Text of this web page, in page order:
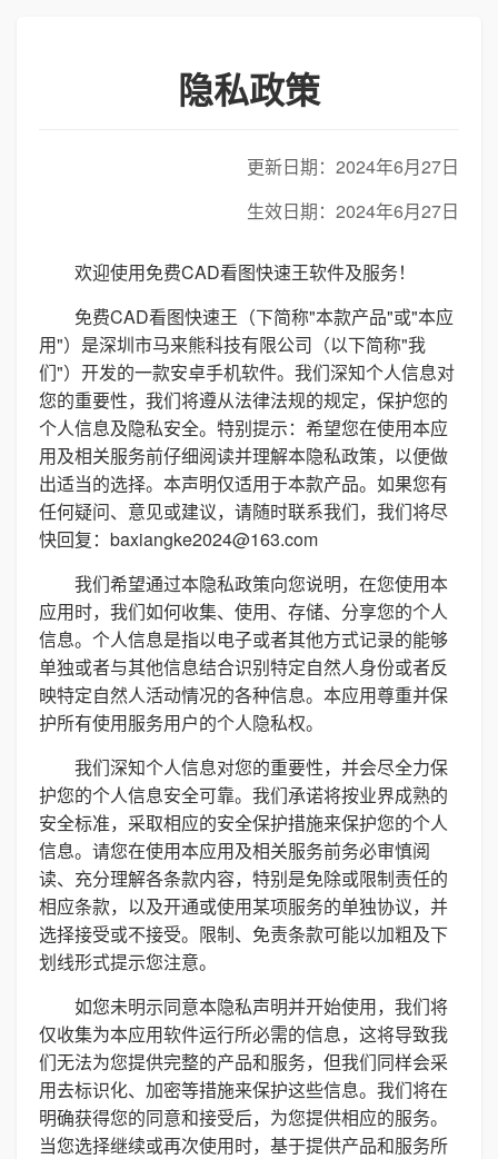
隐私政策
更新日期：2024年6月27日
生效日期：2024年6月27日
欢迎使用免费CAD看图快速王软件及服务！
免费CAD看图快速王（下简称"本款产品"或"本应
用"）是深圳市马来熊科技有限公司（以下简称"我
们"）开发的一款安卓手机软件。我们深知个人信息对
您的重要性，我们将遵从法律法规的规定，保护您的
个人信息及隐私安全。特别提示：希望您在使用本应
用及相关服务前仔细阅读并理解本隐私政策，以便做
出适当的选择。本声明仅适用于本款产品。如果您有
任何疑问、意见或建议，请随时联系我们，我们将尽
快回复：baxiangke2024@163.com
我们希望通过本隐私政策向您说明，在您使用本
应用时，我们如何收集、使用、存储、分享您的个人
信息。个人信息是指以电子或者其他方式记录的能够
单独或者与其他信息结合识别特定自然人身份或者反
映特定自然人活动情况的各种信息。本应用尊重并保
护所有使用服务用户的个人隐私权。
我们深知个人信息对您的重要性，并会尽全力保
护您的个人信息安全可靠。我们承诺将按业界成熟的
安全标准，采取相应的安全保护措施来保护您的个人
信息。请您在使用本应用及相关服务前务必审慎阅
读、充分理解各条款内容，特别是免除或限制责任的
相应条款，以及开通或使用某项服务的单独协议，并
选择接受或不接受。限制、免责条款可能以加粗及下
划线形式提示您注意。
如您未明示同意本隐私声明并开始使用，我们将
仅收集为本应用软件运行所必需的信息，这将导致我
们无法为您提供完整的产品和服务，但我们同样会采
用去标识化、加密等措施来保护这些信息。我们将在
明确获得您的同意和接受后，为您提供相应的服务。
当您选择继续或再次使用时，基于提供产品和服务所